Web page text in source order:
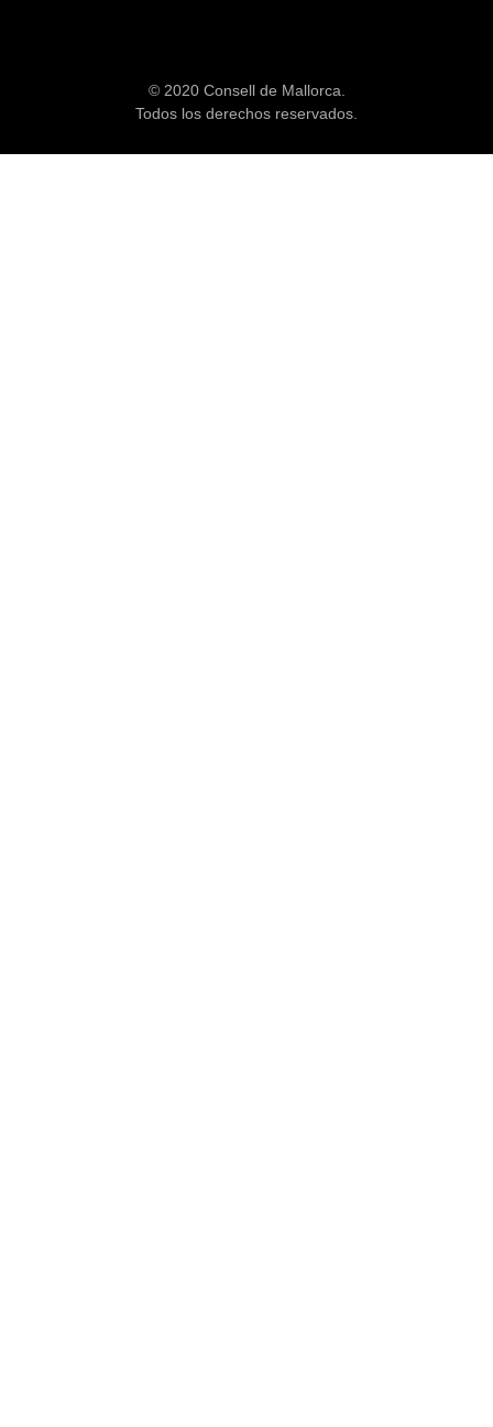
© 2020 Consell de Mallorca.
Todos los derechos reservados.